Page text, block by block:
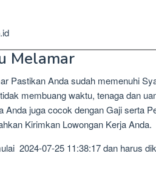
Melamar
Pastikan Anda sudah memenuhi
membuang waktu, tenaga dan
Anda juga cocok dengan Gaji serta
Kirimkan Lowongan Kerja Anda.
2024-07-25 11:38:17 dan harus